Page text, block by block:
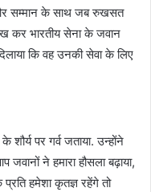
और सम्मान के साथ जब रुखसत
कर भारतीय सेना के जवान
कि वह उनकी सेवा के लिए
पर गर्व जताया. उन्होंने
ने हमारा हौसला बढ़ाया,
हमेशा कृतज्ञ रहेंगे तो